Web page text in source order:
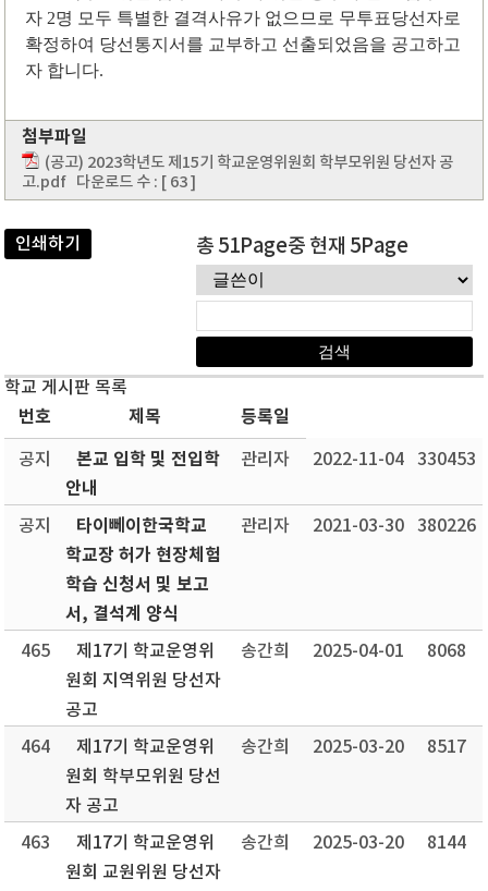
자 2명 모두 특별한 결격사유가 없으므로 무투표당선자로
확정하여 당선통지서를 교부하고 선출되었음을 공고하고
자 합니다.
첨부파일
(공고) 2023학년도 제15기 학교운영위원회 학부모위원 당선자 공
고.pdf 다운로드 수 : [ 63 ]
인쇄하기 총 51Page중 현재 5Page
학교 게시판 목록
번호 제목 등록일
공지
본교 입학 및 전입학
안내
관리자 2022-11-04 330453
공지
타이뻬이한국학교
학교장 허가 현장체험
학습 신청서 및 보고
서, 결석계 양식
관리자 2021-03-30 380226
465
제17기 학교운영위
원회 지역위원 당선자
공고
송간희 2025-04-01 8068
464
제17기 학교운영위
원회 학부모위원 당선
자 공고
송간희 2025-03-20 8517
463
제17기 학교운영위
원회 교원위원 당선자
송간희 2025-03-20 8144